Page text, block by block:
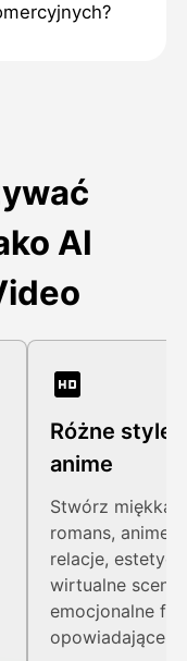
AI
Różne style
anime
Stwórz miękką
romans, anime-
relacje,
wirtualne
emocjonalne
opowiadające